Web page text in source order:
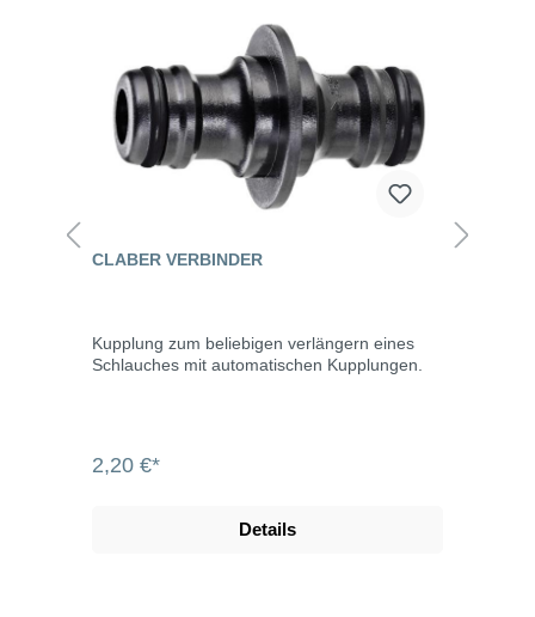
CLABER VERBINDER
Kupplung zum beliebigen verlängern eines
Schlauches mit automatischen Kupplungen.
2,20 €*
Details